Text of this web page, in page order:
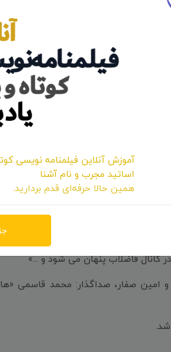
در خلاصه داستان این
کانال فاضلاب پنهان می شود و ...»
و امین صفار، صداگذار: محمد قاسمی
آموزش آنلاین فیلمنامه نویسی
اساتید مجرب و نام آشنا
همین حالا حرفه‌ای قدم بردارید.